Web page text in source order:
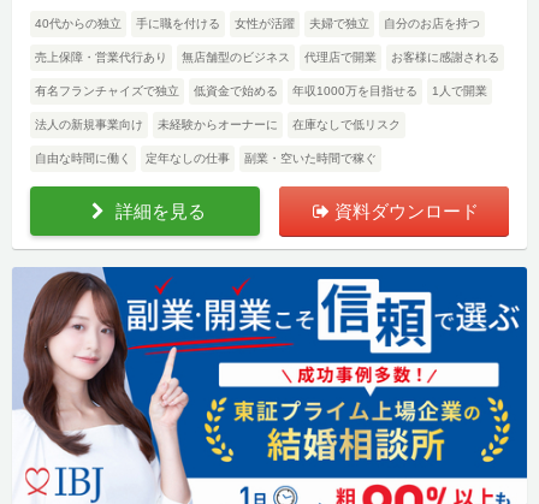
40代からの独立 手に職を付ける 女性が活躍 夫婦で独立 自分のお店を持つ
売上保障・営業代行あり 無店舗型のビジネス 代理店で開業 お客様に感謝される
有名フランチャイズで独立 低資金で始める 年収1000万を目指せる 1人で開業
法人の新規事業向け 未経験からオーナーに 在庫なしで低リスク
自由な時間に働く 定年なしの仕事 副業・空いた時間で稼ぐ
詳細を見る 資料ダウンロード